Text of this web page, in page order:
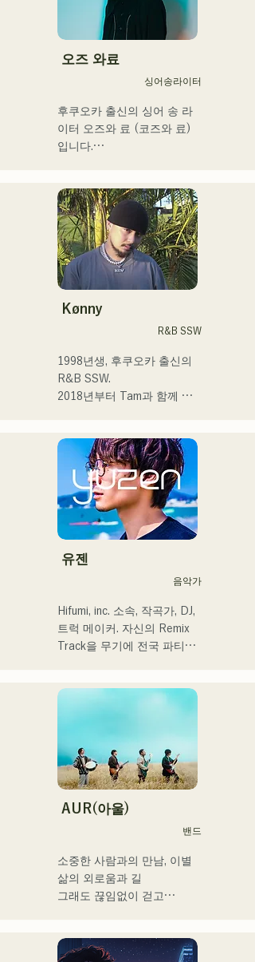
특한 AREINT 사운드를 만들
어 내고있다.
「KBC 라디오 호크스 중계
2024」의 오프닝곡에
오즈 와료
싱어송라이터
후쿠오카 출신의 싱어 송 라
이터 오즈와 료 (코즈와 료)
입니다.
상 라이브, TikTok 전달, 이
벤트 등에 출연하면서 활동
하고 있습니다!
어린 시절부터 음악을 좋아
합니다.
고등학교에 들어간 후 사람
었습니다.
한사람 한사람에게 다가가는
음악을 만들어 가고 싶습니
・campuscollection2022 그
랑프리
・오리지널 곡 「푸딩」이
2024년 KBC 라디오 오프닝
곡으로 채용된다
2024년 12월 24일에 다이마
루 파사주 광장에서 열리는
자선 뮤직슨에 출연 예정
Kønny
R&B SSW
1998년생, 후쿠오카 출신의
R&B SSW.
2018년부터 Tam과 함께
중심으로 음악 활동을 개시.
2022년부터 Kønny로서 솔
로 명의에서도 활동을 개시.
어린 시절부터 영향을 받은
90's와 00's의 R&B 뮤직을
캡처해 신선한 사운드를 추
구하고 있다. 달콤한 목소리
세련된 스타일에 주목해 주
셨으면 한다.
유젠
음악가
Hifumi, inc. 소속, 작곡가, DJ,
트럭 메이커. 자신의 Remix
Track을 무기에 전국 파티에
가되고 있다.
「Porter Robinson JAPAN
tour」 「VIRTUAFREAK@
신키바 AGEHA」 등 다수 출
연
최근에는 송 라이팅, 리믹스
워크를 정력적으로 실시하고
있어, VTuber 「텐키 오코
메」라고 퓨처링한 「Life
기록. 이 곡은 Spotify 공식
AUR(아울)
밴드
소중한 사람과의 만남, 이별
삶의 외로움과 길
그래도 끊임없이 걷고
개성적인 배열로